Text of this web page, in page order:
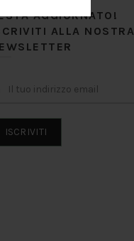
AGGIORNATO!
ALLA NOSTRA